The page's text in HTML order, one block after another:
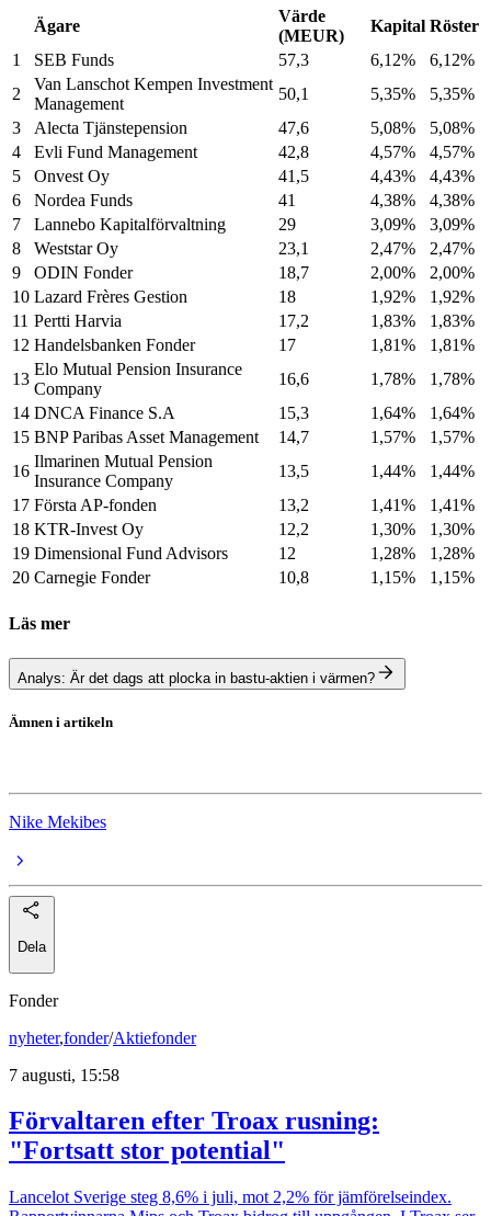
Ägare
Värde
(MEUR)
Kapital Röster
1
SEB Funds 57,3 6,12%
6,12%
2
Van Lanschot Kempen Investment
Management
50,1 5,35%
5,35%
3
Alecta Tjänstepension 47,6 5,08%
5,08%
4
Evli Fund Management 42,8 4,57%
4,57%
5
Onvest Oy 41,5 4,43%
4,43%
6
Nordea Funds 41 4,38%
4,38%
7
Lannebo Kapitalförvaltning 29 3,09%
3,09%
8
Weststar Oy 23,1 2,47%
2,47%
9
ODIN Fonder 18,7 2,00%
2,00%
10 Lazard Frères Gestion 18 1,92%
1,92%
11 Pertti Harvia 17,2 1,83%
1,83%
12 Handelsbanken Fonder 17 1,81%
1,81%
13
Elo Mutual Pension Insurance
Company
16,6 1,78%
1,78%
14 DNCA Finance S.A 15,3 1,64%
1,64%
15 BNP Paribas Asset Management 14,7 1,57%
1,57%
16
Ilmarinen Mutual Pension
Insurance Company
13,5 1,44%
1,44%
17 Första AP-fonden 13,2 1,41%
1,41%
18 KTR-Invest Oy 12,2 1,30%
1,30%
19 Dimensional Fund Advisors 12 1,28%
1,28%
20 Carnegie Fonder 10,8 1,15% 1,15%
Läs mer
Analys: Är det dags att plocka in bastu-aktien i värmen?
Ämnen i artikeln
Nike Mekibes
Dela
Fonder
nyheter,fonder/Aktiefonder
7 augusti, 15:58
Förvaltaren efter Troax rusning:
"Fortsatt stor potential"
Lancelot Sverige steg 8,6% i juli, mot 2,2% för jämförelseindex.